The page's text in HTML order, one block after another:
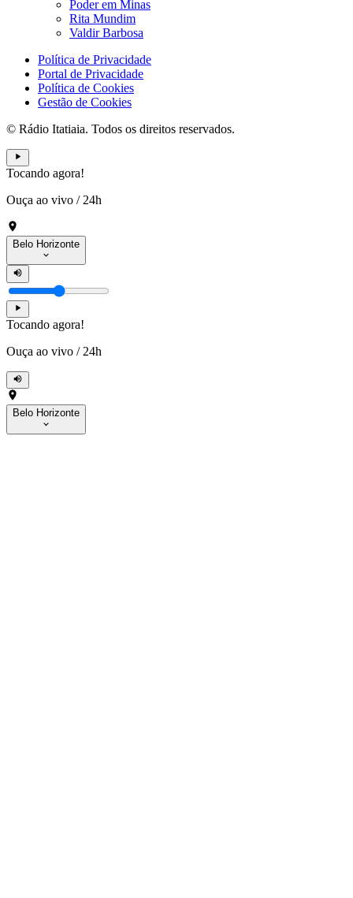
Poder em Minas
Rita Mundim
Valdir Barbosa
Política de Privacidade
Portal de Privacidade
Política de Cookies
Gestão de Cookies
© Rádio Itatiaia. Todos os direitos reservados.
Tocando agora!
Ouça ao vivo / 24h
Belo Horizonte
Tocando agora!
Ouça ao vivo / 24h
Belo Horizonte